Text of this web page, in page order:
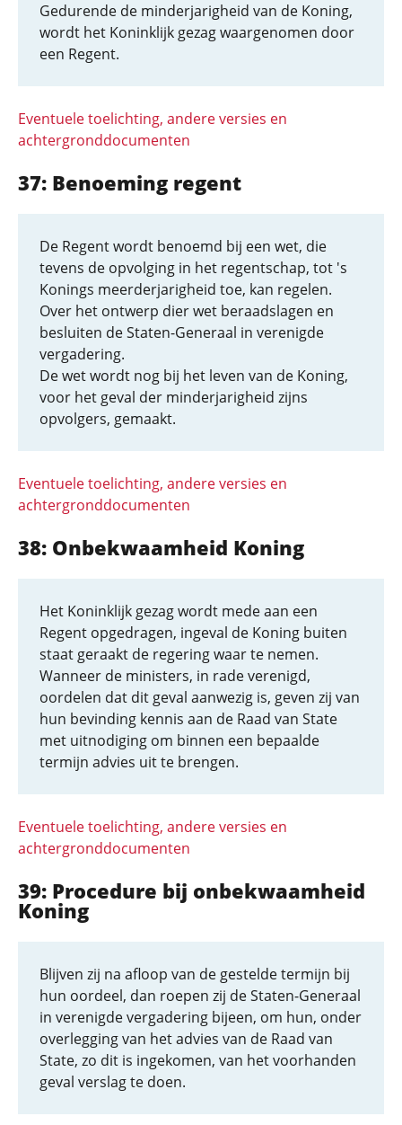
Gedurende de minderjarigheid van de Koning,
wordt het Koninklijk gezag waargenomen door
een Regent.
Eventuele toelichting, andere versies en
achtergronddocumenten
37: Benoeming regent
De Regent wordt benoemd bij een wet, die
tevens de opvolging in het regentschap, tot 's
Konings meerderjarigheid toe, kan regelen.
Over het ontwerp dier wet beraadslagen en
besluiten de Staten-Generaal in verenigde
vergadering.
De wet wordt nog bij het leven van de Koning,
voor het geval der minderjarigheid zijns
opvolgers, gemaakt.
Eventuele toelichting, andere versies en
achtergronddocumenten
38: Onbekwaamheid Koning
Het Koninklijk gezag wordt mede aan een
Regent opgedragen, ingeval de Koning buiten
staat geraakt de regering waar te nemen.
Wanneer de ministers, in rade verenigd,
oordelen dat dit geval aanwezig is, geven zij van
hun bevinding kennis aan de Raad van State
met uitnodiging om binnen een bepaalde
termijn advies uit te brengen.
Eventuele toelichting, andere versies en
achtergronddocumenten
39: Procedure bij onbekwaamheid
Koning
Blijven zij na afloop van de gestelde termijn bij
hun oordeel, dan roepen zij de Staten-Generaal
in verenigde vergadering bijeen, om hun, onder
overlegging van het advies van de Raad van
State, zo dit is ingekomen, van het voorhanden
geval verslag te doen.